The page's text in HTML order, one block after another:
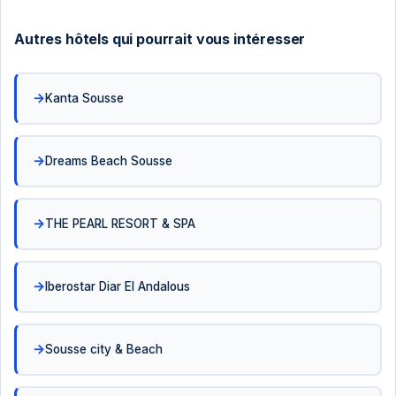
Autres hôtels qui pourrait vous intéresser
Kanta Sousse
Dreams Beach Sousse
THE PEARL RESORT & SPA
Iberostar Diar El Andalous
Sousse city & Beach